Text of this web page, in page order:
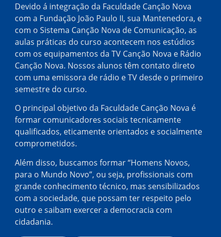
Devido á integração da Faculdade Canção Nova
com a Fundação João Paulo II, sua Mantenedora, e
com o Sistema Canção Nova de Comunicação, as
aulas práticas do curso acontecem nos estúdios
com os equipamentos da TV Canção Nova e Rádio
Canção Nova. Nossos alunos têm contato direto
com uma emissora de rádio e TV desde o primeiro
semestre do curso.
O principal objetivo da Faculdade Canção Nova é
formar comunicadores sociais tecnicamente
qualificados, eticamente orientados e socialmente
comprometidos.
Além disso, buscamos formar “Homens Novos,
para o Mundo Novo”, ou seja, profissionais com
grande conhecimento técnico, mas sensibilizados
com a sociedade, que possam ter respeito pelo
outro e saibam exercer a democracia com
cidadania.